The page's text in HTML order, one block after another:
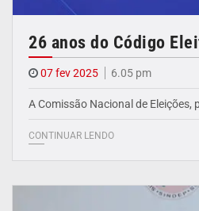
26 anos do Código
07 fev 2025 6.05 pm
A Comissão Nacional de Eleições,
CONTINUAR LENDO